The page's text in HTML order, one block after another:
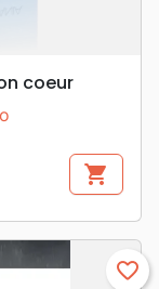
coeur
shopping_cart
favorite_border